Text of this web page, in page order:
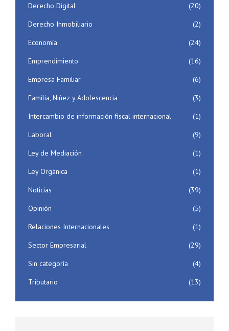
Derecho Digital
(20)
Derecho Inmobiliario
(2)
Economía
(24)
Emprendimiento
(16)
Empresa Familiar
(6)
Familia, Niñez y Adolescencia
(3)
Intercambio de información fiscal internacional
(1)
Laboral
(9)
Ley de Mediación
(1)
Ley Orgánica
(1)
Noticias
(39)
Opinión
(5)
Relaciones Internacionales
(1)
Sector Empresarial
(29)
Sin categoría
(4)
Tributario
(13)